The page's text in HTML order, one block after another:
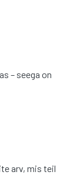
– seega on
arv, mis teil